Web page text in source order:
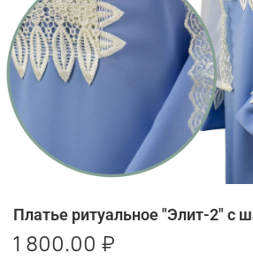
Платье ритуальное "Элит-2" с
1 800.00 ₽